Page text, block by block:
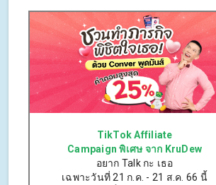
TikTok Affiliate
Campaign พิเศษ จาก KruDew
อยาก Talk กะ เธอ
เฉพาะวันที่ 21 ก.ค. - 21 ส.ค. 66 นี้